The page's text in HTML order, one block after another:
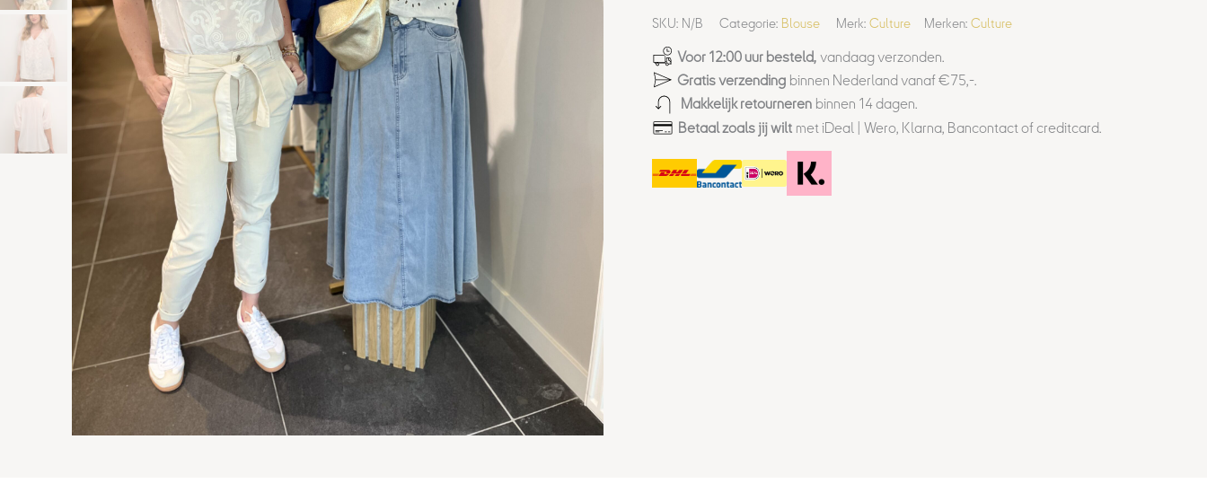
SKU: N/B Categorie: Blouse Merk: Culture Merken: Culture
Voor 12:00 uur besteld, vandaag verzonden.
Gratis verzending binnen Nederland vanaf €75,-.
Makkelijk retourneren binnen 14 dagen.
Betaal zoals jij wilt met iDeal | Wero, Klarna, Bancontact of creditcard.